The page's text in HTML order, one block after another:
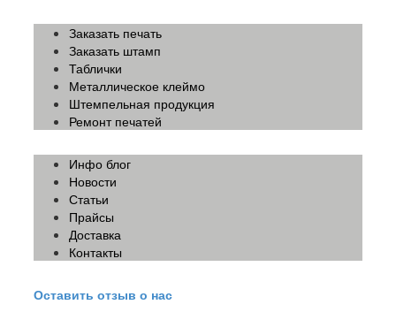
Заказать печать
Заказать штамп
Таблички
Металлическое клеймо
Штемпельная продукция
Ремонт печатей
Инфо блог
Новости
Статьи
Прайсы
Доставка
Контакты
Оставить отзыв о нас